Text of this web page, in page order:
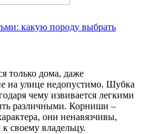
какую породу выбрать
только дома, даже
на улице недопустимо. Шубка
чему извивается легкими
различными. Корниши –
они ненавязчивы,
своему владельцу.